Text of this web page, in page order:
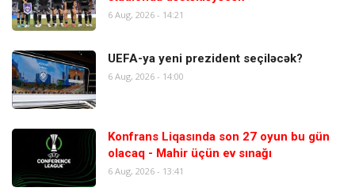
6 Aug, 2026 - 14:21
UEFA-ya yeni prezident seçiləcək?
6 Aug, 2026 - 14:00
Konfrans Liqasında son 27 oyun bu gün
olacaq - Mahir üçün ev sınağı
6 Aug, 2026 - 13:41